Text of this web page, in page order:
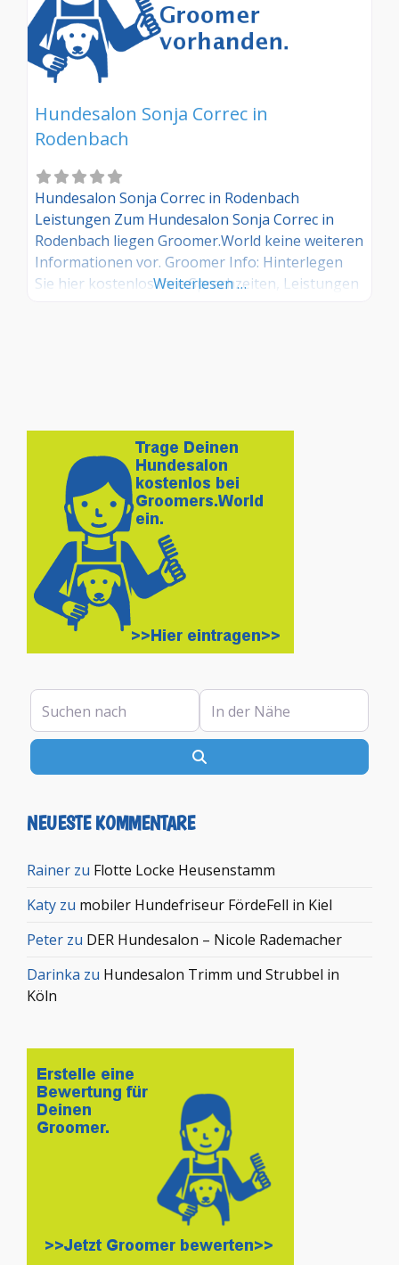
Hundesalon Sonja Correc in
Rodenbach
Hundesalon Sonja Correc in Rodenbach
Leistungen Zum Hundesalon Sonja Correc in
Rodenbach liegen Groomer.World keine weiteren
Informationen vor. Groomer Info: Hinterlegen
Sie hier kostenlos Ihre Sprechzeiten, Leistungen
Weiterlesen …
Suchen nach In der Nähe
NEUESTE KOMMENTARE
Rainer zu Flotte Locke Heusenstamm
Katy zu mobiler Hundefriseur FördeFell in Kiel
Peter zu DER Hundesalon – Nicole Rademacher
Darinka zu Hundesalon Trimm und Strubbel in
Köln